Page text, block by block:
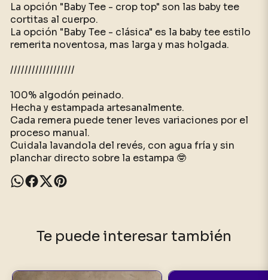
La opción "Baby Tee - crop top" son las baby tee
cortitas al cuerpo.
La opción "Baby Tee - clásica" es la baby tee estilo
remerita noventosa, mas larga y mas holgada.
//////////////////
100% algodón peinado.
Hecha y estampada artesanalmente.
Cada remera puede tener leves variaciones por el
proceso manual.
Cuidala lavandola del revés, con agua fría y sin
planchar directo sobre la estampa 🤓
Te puede interesar también